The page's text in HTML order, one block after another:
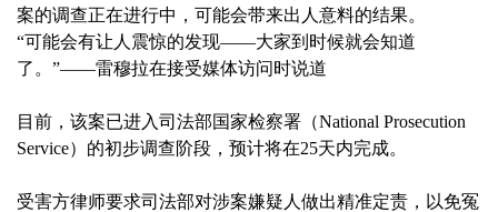
案的调查正在进行中，可能会带来出人意料的结果。
“可能会有让人震惊的发现——大家到时候就会知道
了。”——雷穆拉在接受媒体访问时说道
目前，该案已进入司法部国家检察署（National Prosecution
Service）的初步调查阶段，预计将在25天内完成。
受害方律师要求司法部对涉案嫌疑人做出精准定责，以免冤